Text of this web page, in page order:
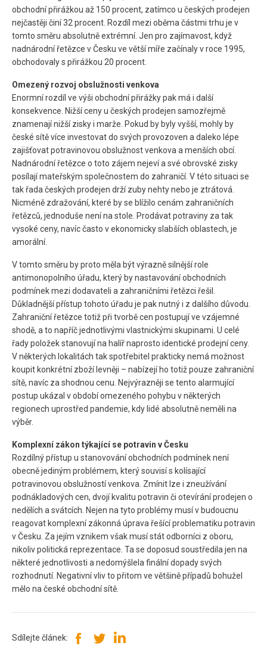
obchodní přirážkou až 150 procent, zatímco u českých prodejen
nejčastěji činí 32 procent. Rozdíl mezi oběma částmi trhu je v
tomto směru absolutně extrémní. Jen pro zajímavost, když
nadnárodní řetězce v Česku ve větší míře začínaly v roce 1995,
obchodovaly s přirážkou 20 procent.
Omezený rozvoj obslužnosti venkova
Enormní rozdíl ve výši obchodní přirážky pak má i další
konsekvence. Nižší ceny u českých prodejen samozřejmě
znamenají nižší zisky i marže. Pokud by byly vyšší, mohly by
české sítě více investovat do svých provozoven a daleko lépe
zajišťovat potravinovou obslužnost venkova a menších obcí.
Nadnárodní řetězce o toto zájem nejeví a své obrovské zisky
posílají mateřským společnostem do zahraničí. V této situaci se
tak řada českých prodejen drží zuby nehty nebo je ztrátová.
Nicméně zdražování, které by se blížilo cenám zahraničních
řetězců, jednoduše není na stole. Prodávat potraviny za tak
vysoké ceny, navíc často v ekonomicky slabších oblastech, je
amorální.
V tomto směru by proto měla být výrazně silnější role
antimonopolního úřadu, který by nastavování obchodních
podmínek mezi dodavateli a zahraničními řetězci řešil.
Důkladnější přístup tohoto úřadu je pak nutný i z dalšího důvodu.
Zahraniční řetězce totiž při tvorbě cen postupují ve vzájemné
shodě, a to napříč jednotlivými vlastnickými skupinami. U celé
řady položek stanovují na halíř naprosto identické prodejní ceny.
V některých lokalitách tak spotřebitel prakticky nemá možnost
koupit konkrétní zboží levněji – nabízejí ho totiž pouze zahraniční
sítě, navíc za shodnou cenu. Nejvýrazněji se tento alarmující
postup ukázal v období omezeného pohybu v některých
regionech uprostřed pandemie, kdy lidé absolutně neměli na
výběr.
Komplexní zákon týkající se potravin v Česku
Rozdílný přístup u stanovování obchodních podmínek není
obecně jediným problémem, který souvisí s kolísající
potravinovou obslužností venkova. Zmínit lze i zneužívání
podnákladových cen, dvojí kvalitu potravin či otevírání prodejen o
nedělích a svátcích. Nejen na tyto problémy musí v budoucnu
reagovat komplexní zákonná úprava řešící problematiku potravin
v Česku. Za jejím vznikem však musí stát odborníci z oboru,
nikoliv politická reprezentace. Ta se doposud soustředila jen na
některé jednotlivosti a nedomýšlela finální dopady svých
rozhodnutí. Negativní vliv to přitom ve většině případů bohužel
mělo na české obchodní sítě.
Sdílejte článek: